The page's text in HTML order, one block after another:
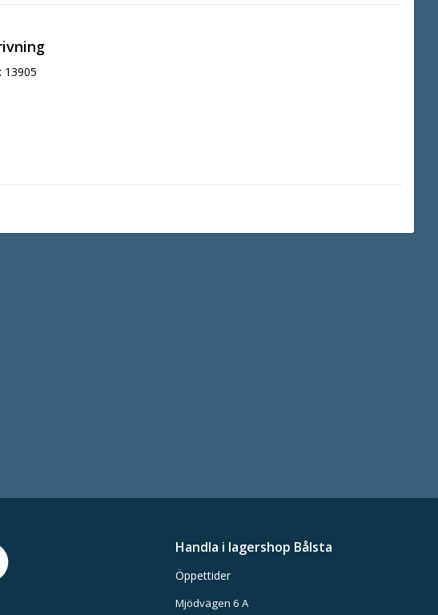
13905
Handla i lagershop Bålsta
Öppettider
Mjödvägen 6 A